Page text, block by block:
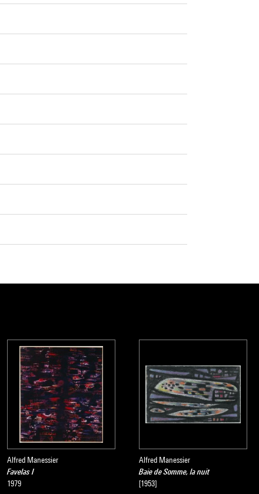
Alfred Manessier
Favelas I
1979
Alfred Manessier
Baie de Somme, la nuit
[1953]